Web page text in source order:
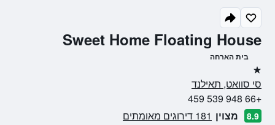
Sweet Home Floating House
בית הארחה
כוכב 1
סי סוואט, תאילנד
+66 948 539 459
8.9 מצוין 181 דירוגים מאומתים